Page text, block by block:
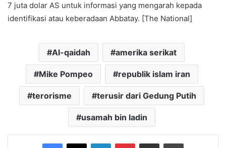
7 juta dolar AS untuk informasi yang mengarah kepada
identifikasi atau keberadaan Abbatay. [The National]
Al-qaidah amerika serikat
Mike Pompeo republik islam iran
terorisme terusir dari Gedung Putih
usamah bin ladin
Facebook
X LinkedInPinterestShare via Email Print